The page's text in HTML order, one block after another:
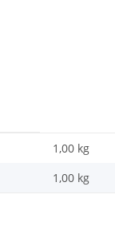
1,00 kg
1,00 kg